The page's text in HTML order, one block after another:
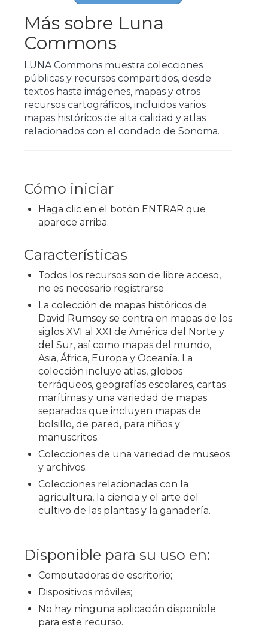
Más sobre Luna
Commons
LUNA Commons muestra colecciones
públicas y recursos compartidos, desde
textos hasta imágenes, mapas y otros
recursos cartográficos, incluidos varios
mapas históricos de alta calidad y atlas
relacionados con el condado de Sonoma.
Cómo iniciar
Haga clic en el botón ENTRAR que
aparece arriba.
Características
Todos los recursos son de libre acceso,
no es necesario registrarse.
La colección de mapas históricos de
David Rumsey se centra en mapas de los
siglos XVI al XXI de América del Norte y
del Sur, así como mapas del mundo,
Asia, África, Europa y Oceanía. La
colección incluye atlas, globos
terráqueos, geografías escolares, cartas
marítimas y una variedad de mapas
separados que incluyen mapas de
bolsillo, de pared, para niños y
manuscritos.
Colecciones de una variedad de museos
y archivos.
Colecciones relacionadas con la
agricultura, la ciencia y el arte del
cultivo de las plantas y la ganadería.
Disponible para su uso en:
Computadoras de escritorio;
Dispositivos móviles;
No hay ninguna aplicación disponible
para este recurso.